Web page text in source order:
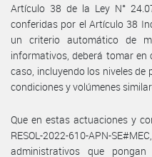
Artículo 38 de la Ley N°
conferidas por el Artículo 38
un criterio automático de
informativos, deberá tomar
caso, incluyendo los niveles de
condiciones y volúmenes
Que en estas actuaciones y
RESOL-2022-610-APN-
administrativos que